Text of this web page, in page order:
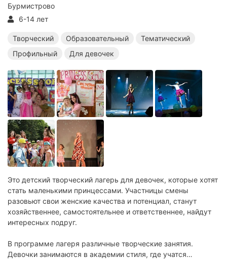
Бурмистрово
6-14 лет
Творческий Образовательный
Тематический
Профильный
Для девочек
Это детский творческий лагерь для девочек, которые хотят
стать маленькими принцессами. Участницы смены
разовьют свои женские качества и потенциал, станут
хозяйственнее, самостоятельнее и ответственнее, найдут
интересных подруг.
В программе лагеря различные творческие занятия.
Девочки занимаются в академии стиля, где учатся